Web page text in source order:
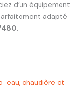
d’un équipement
adapté
.
eau, chaudière et